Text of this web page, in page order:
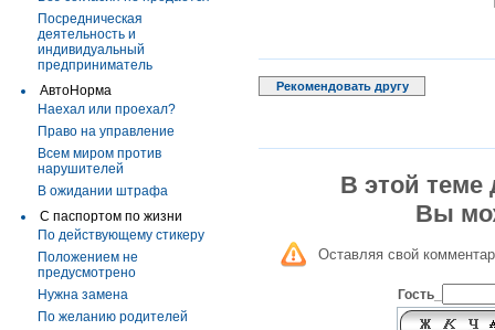
Посредническая
деятельность и
индивидуальный
предприниматель
АвтоНорма
Наехал или проехал?
Право на управление
Всем миром против
нарушителей
В ожидании штрафа
С паспортом по жизни
По действующему стикеру
Положением не
предусмотрено
Нужна замена
По желанию родителей
Рекомендовать другу
В этой теме
Вы
Оставляя свой
Гость_